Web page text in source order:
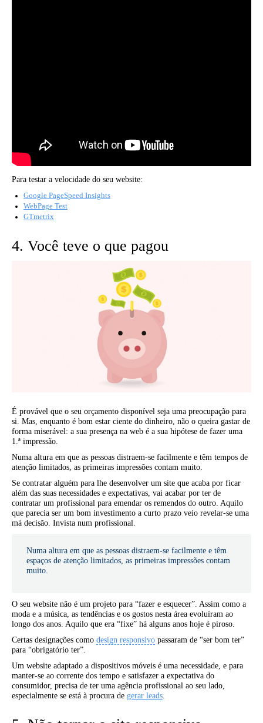
Para testar a velocidade do seu website:
Google PageSpeed Insights
WebPage Test
GTmetrix
4. Você teve o que pagou
É provável que o seu orçamento disponível seja uma preocupação para
si. Mas, enquanto é bom estar ciente do dinheiro, não o queira gastar de
forma miserável: a sua presença na web é a sua hipótese de fazer uma
1.ª impressão.
Numa altura em que as pessoas distraem-se facilmente e têm tempos de
atenção limitados, as primeiras impressões contam muito.
Se contratar alguém para lhe desenvolver um site que acaba por ficar
além das suas necessidades e expectativas, vai acabar por ter de
contratar um profissional para emendar os remendos do outro. Aquilo
que parecia ser um bom investimento a curto prazo veio revelar-se uma
má decisão. Invista num profissional.
Numa altura em que as pessoas distraem-se facilmente e têm
espaços de atenção limitados, as primeiras impressões contam
muito.
O seu website não é um projeto para “fazer e esquecer”. Assim como a
moda e a música, as tendências e os gostos nesta área evoluíram ao
longo dos anos. Aquilo que era “fixe” há alguns anos hoje é piroso.
Certas designações como design responsivo passaram de “ser bom ter”
para “obrigatório ter”.
Um website adaptado a dispositivos móveis é uma necessidade, e para
manter-se ao corrente dos tempo e satisfazer a expectativa do
consumidor, precisa de ter uma agência profissional ao seu lado,
especialmente se está à procura de gerar leads.